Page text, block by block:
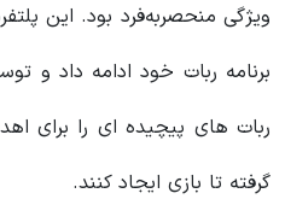
ویژگی منحصربه‌فرد بود. این
برنامه ربات خود ادامه داد و
ربات های پیچیده ای را برای
گرفته تا بازی ایجاد کنند.